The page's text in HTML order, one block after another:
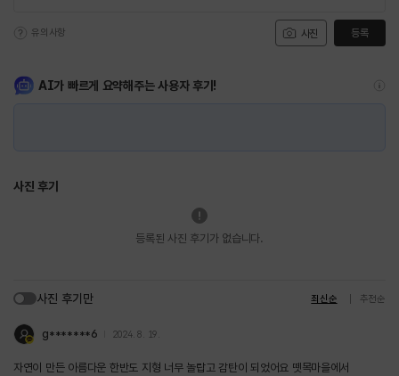
사진
유의사항 등록
AI가 빠르게 요약해주는 사용자 후기!
사진 후기
등록된 사진 후기가 없습니다.
사진 후기만 최신순 추천순
g*******6 2024. 8. 19.
자연이 만든 아름다운 한반도 지형 너무 놀랍고 감탄이 되었어요 뗏목마을에서